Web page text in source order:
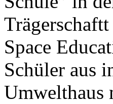
Space
Schüler aus